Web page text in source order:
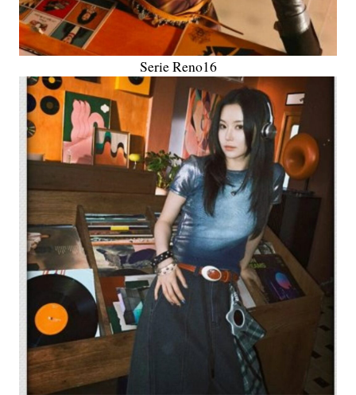
Serie Reno16